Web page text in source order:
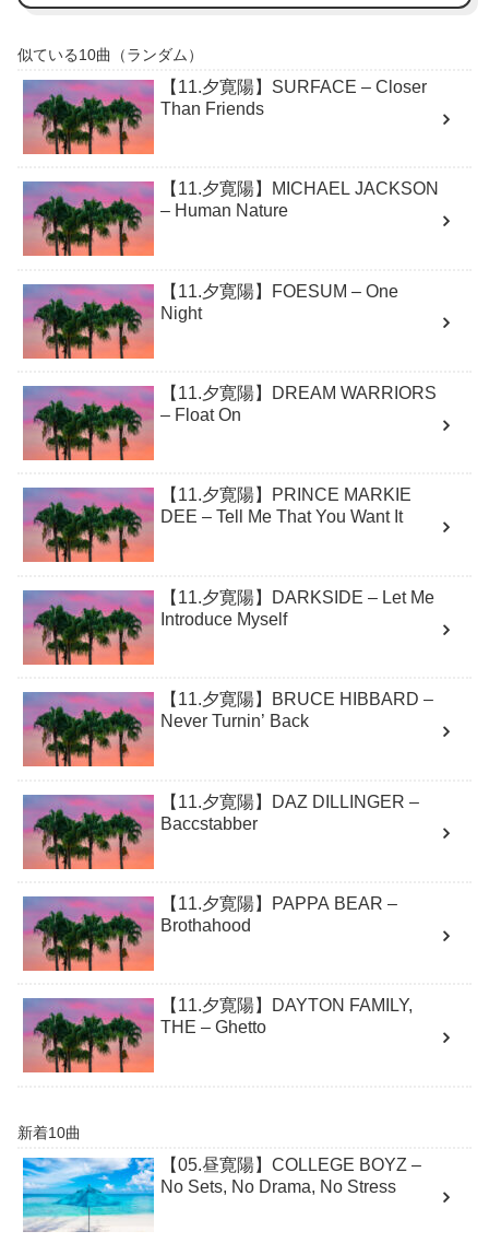
似ている10曲（ランダム）
【11.夕寛陽】SURFACE – Closer
Than Friends
【11.夕寛陽】MICHAEL JACKSON
– Human Nature
【11.夕寛陽】FOESUM – One
Night
【11.夕寛陽】DREAM WARRIORS
– Float On
【11.夕寛陽】PRINCE MARKIE
DEE – Tell Me That You Want It
【11.夕寛陽】DARKSIDE – Let Me
Introduce Myself
【11.夕寛陽】BRUCE HIBBARD –
Never Turnin’ Back
【11.夕寛陽】DAZ DILLINGER –
Baccstabber
【11.夕寛陽】PAPPA BEAR –
Brothahood
【11.夕寛陽】DAYTON FAMILY,
THE – Ghetto
新着10曲
【05.昼寛陽】COLLEGE BOYZ –
No Sets, No Drama, No Stress